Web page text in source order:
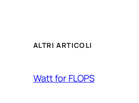
ALTRI ARTICOLI
Watt for FLOPS